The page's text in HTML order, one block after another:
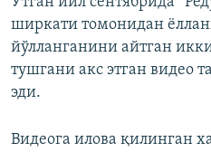
ширкати томонидан
йўлланганини айтган
тушгани акс этган видео
эди.
Видеога илова қилинган